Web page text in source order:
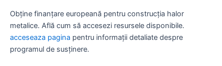
Obține finanțare europeană pentru construcția halor
metalice. Află cum să accesezi resursele disponibile.
acceseaza pagina pentru informații detaliate despre
programul de susținere.